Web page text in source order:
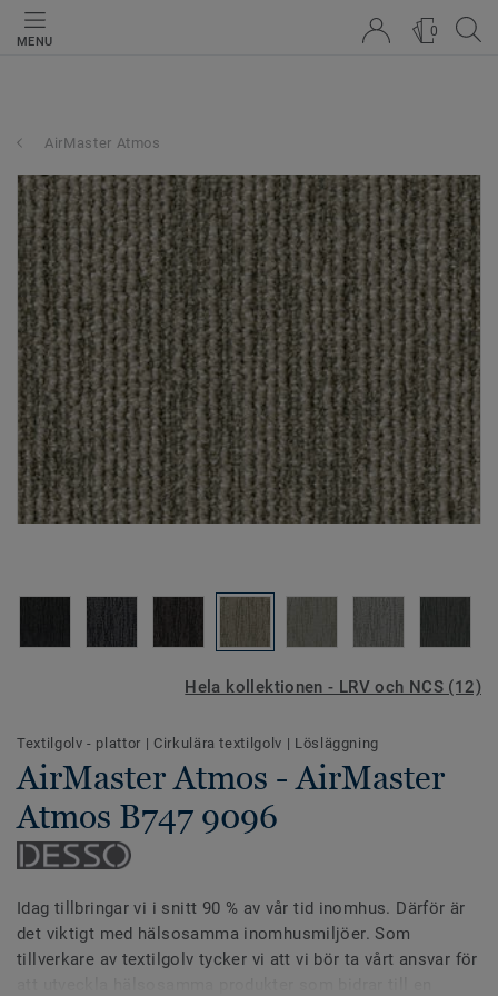
MENU
0
AirMaster Atmos
Hela kollektionen - LRV och NCS (12)
Textilgolv - plattor | Cirkulära textilgolv | Lösläggning
AirMaster Atmos - AirMaster
Atmos B747 9096
Idag tillbringar vi i snitt 90 % av vår tid inomhus. Därför är
det viktigt med hälsosamma inomhusmiljöer. Som
tillverkare av textilgolv tycker vi att vi bör ta vårt ansvar för